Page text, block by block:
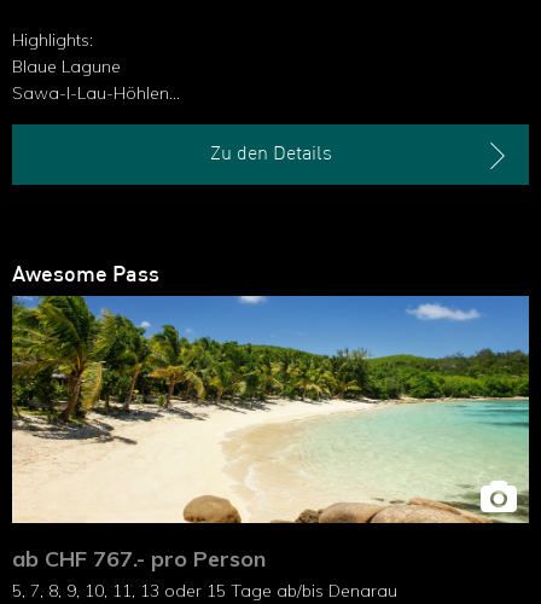
Highlights:
Blaue Lagune
Sawa-I-Lau-Höhlen
Schnorcheln mit Riffhaien
Zu den Details
Awesome Pass
ab CHF 767.- pro Person
5, 7, 8, 9, 10, 11, 13 oder 15 Tage ab/bis Denarau